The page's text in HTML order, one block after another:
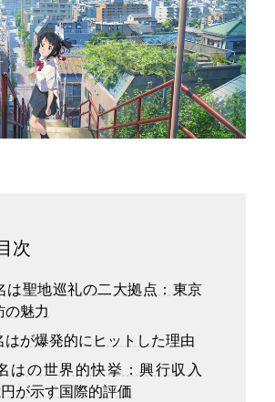
次
は聖地巡礼の二大拠点：東京
の魅力
はが爆発的にヒットした理由
はの世界的快挙：興行収入
が示す国際的評価